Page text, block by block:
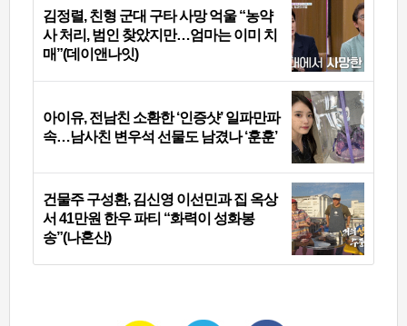
김정렬, 친형 군대 구타 사망 억울 “농약
사 처리, 범인 찾았지만…엄마는 이미 치
매”(데이앤나잇)
아이유, 전남친 소환한 ‘인증샷’ 일파만파
속…남사친 변우석 선물도 남겼나 ‘훈훈’
건물주 구성환, 김신영 이선민과 집 옥상
서 41만원 한우 파티 “화력이 성화봉
송”(나혼산)